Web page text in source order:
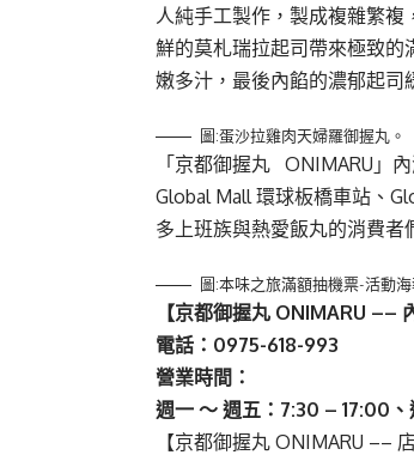
⼈純⼿⼯製作，製成複雜繁
鮮的莫札瑞拉起司帶來極致
嫩多汁，最後內餡的濃郁起司
圖:蛋沙拉雞肉天婦羅御握丸。
「京都御握丸 ONIMARU」
Global Mall 環球板橋⾞站、
多上班族與熱愛飯丸的消費者
圖:本味之旅滿額抽機票-活動海
【京都御握丸 ONIMARU ––
電話： 0975-618-993
營業時間：
週⼀ ～ 週五： 7:30 – 17:00
【京都御握丸 ONIMARU ––